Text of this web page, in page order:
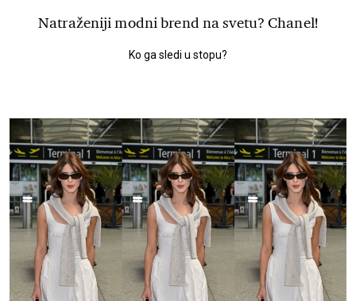
Natraženiji modni brend na svetu? Chanel!
Ko ga sledi u stopu?